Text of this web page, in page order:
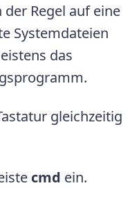
Regel auf eine
Systemdateien
das
gleichzeitig
cmd ein.